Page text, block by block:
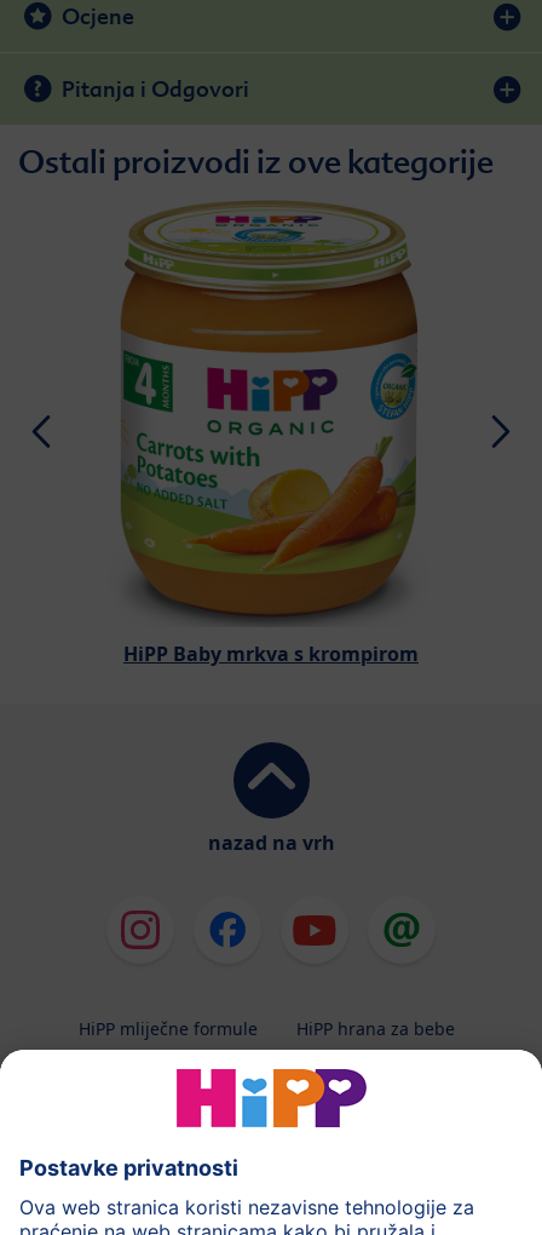
Ocjene
Pitanja i Odgovori
Ostali proizvodi iz ove kategorije
HiPP Baby mrkva s krompirom
nazad na vrh
HiPP mliječne formule
HiPP hrana za bebe
HiPP njega
HiPP trudnoća
Terapeutska dijeta
Zaštita podataka i upute za korištenj
Uvjeti korištenja
Impressum Kontakt